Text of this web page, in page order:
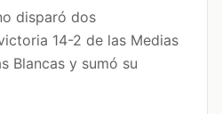
disparó dos
14-2 de las Medias
Blancas y sumó su